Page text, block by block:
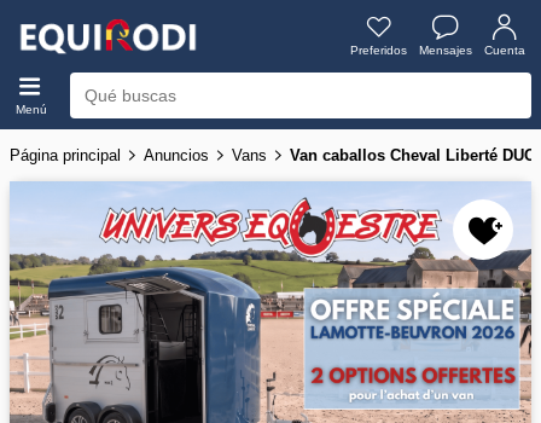
Preferidos Mensajes Cuenta
Menú
Página principal Anuncios Vans Van caballos Cheval Liberté